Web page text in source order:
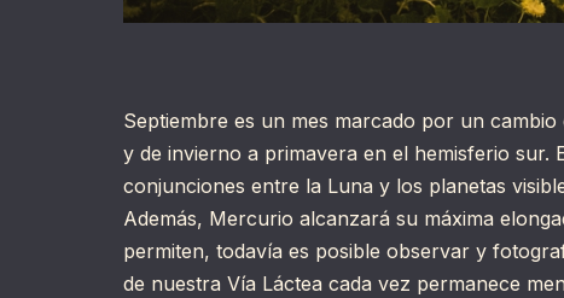
Septiembre es un mes marcado por un
y de invierno a primavera en el hemisferio sur.
conjunciones entre la Luna y los planetas
Además, Mercurio alcanzará su máxima
permiten, todavía es posible observar y
de nuestra Vía Láctea cada vez permanece